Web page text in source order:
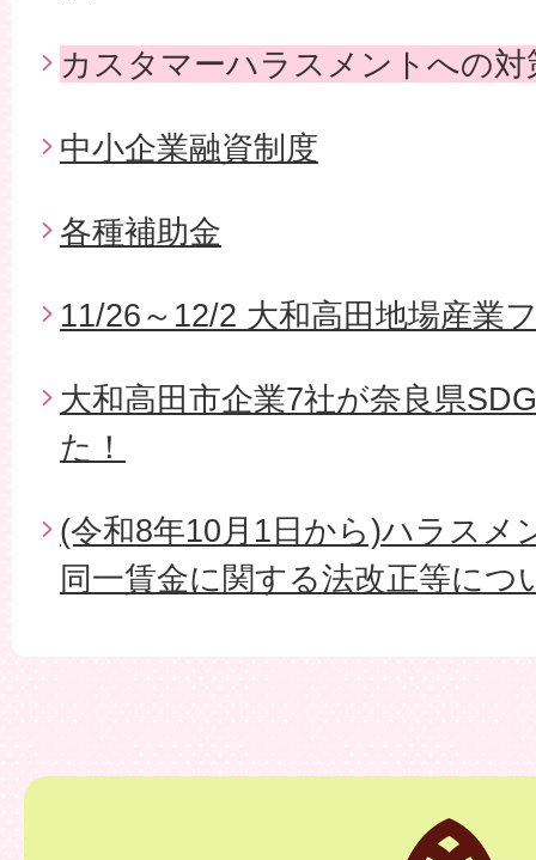
カスタマーハラスメントへの
中小企業融資制度
各種補助金
11/26～12/2 大和高田地場産業
大和高田市企業7社が奈良県
た！
(令和8年10月1日から)ハラスメ
同一賃金に関する法改正等につ